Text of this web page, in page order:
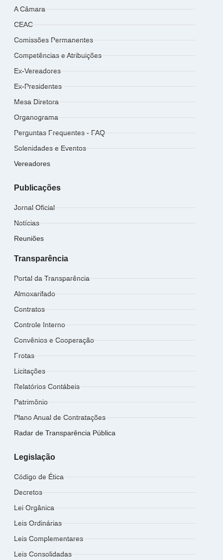
A Câmara
CEAC
Comissões Permanentes
Competências e Atribuições
Ex-Vereadores
Ex-Presidentes
Mesa Diretora
Organograma
Perguntas Frequentes - FAQ
Solenidades e Eventos
Vereadores
Publicações
Jornal Oficial
Notícias
Reuniões
Transparência
Portal da Transparência
Almoxarifado
Contratos
Controle Interno
Convênios e Cooperação
Frotas
Licitações
Relatórios Contábeis
Patrimônio
Plano Anual de Contratações
Radar de Transparência Pública
Legislação
Código de Ética
Decretos
Lei Orgânica
Leis Ordinárias
Leis Complementares
Leis Consolidadas